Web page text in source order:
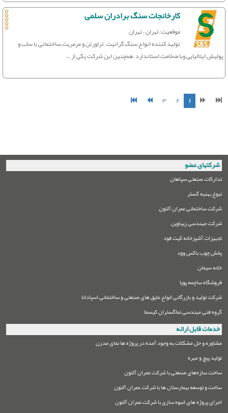
کارخانجات سنگ برادران سلمی
موقعیت: تهران ، تهران
تولید کننده انواع سنگ گرانیت , تراورتن و مرمریت ساختمانی با ساب و
پولیش ایتالیایی وبا ضخامت استاندارد .همچنین این شرکت یکی از ...
۱ ۲ ۳
شرکتهای عضو
تدارکات صنعتی سپاهان
نبوغ بهنیه گستر
شرکت ساختمانی عمران آلتون
شرکت مهندسی زیباوین
تجهیزات آشپزخانه کیت فود
پخش چوب باکس وود
خانه سیمان
فروشگاه ساچمه پویا
شرکت تولید و بازرگانی انواع عایق های صنعتی و ساختمانی اسپادانا
گروه فنی مهندسی نماگستران کیسما
خدمات قابل ارائه
مشاوره و حل مشکلات به وجود آمده در پروژه ها نمای مدرن
تولید پیچ و مهره
ساخت سازه‌های صنعتی با شرکت عمران آلتون
ساخت و توسعه بیمارستان ها با شرکت عمران آلتون
اجرای پروژه های انبوه سازی با شرکت عمران آلتون